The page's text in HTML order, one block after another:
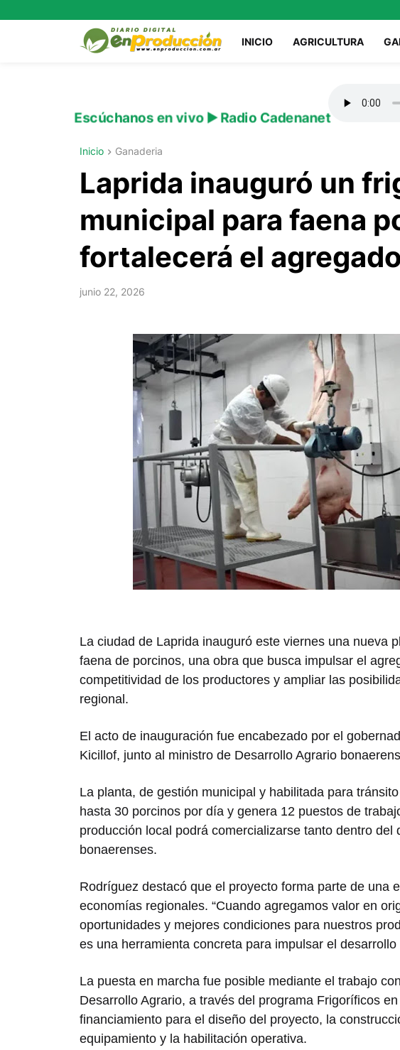
INICIO AGRICULTURA
Escúchanos en vivo ▶️ Radio Cadenanet
Inicio Ganaderia
Laprida inauguró un
municipal para faena
fortalecerá el
junio 22, 2026
La ciudad de Laprida inauguró este viernes una nueva
faena de porcinos, una obra que busca impulsar el
competitividad de los productores y ampliar las
regional.
El acto de inauguración fue encabezado por el
Kicillof, junto al ministro de Desarrollo Agrario
La planta, de gestión municipal y habilitada para
hasta 30 porcinos por día y genera 12 puestos de
producción local podrá comercializarse tanto dentro
bonaerenses.
Rodríguez destacó que el proyecto forma parte de una
economías regionales. “Cuando agregamos valor en
oportunidades y mejores condiciones para nuestros
es una herramienta concreta para impulsar el
La puesta en marcha fue posible mediante el trabajo
Desarrollo Agrario, a través del programa Frigoríficos
financiamiento para el diseño del proyecto, la
equipamiento y la habilitación operativa.